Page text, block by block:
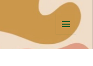
MENU
AND